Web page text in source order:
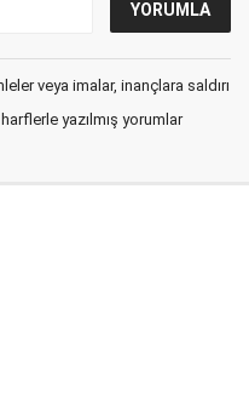
veya imalar, inançlara saldırı
yazılmış yorumlar